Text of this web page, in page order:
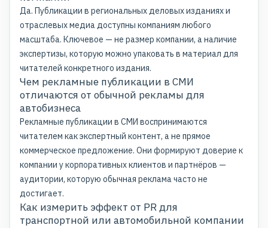
Да. Публикации в региональных деловых изданиях и
отраслевых медиа доступны компаниям любого
масштаба. Ключевое — не размер компании, а наличие
экспертизы, которую можно упаковать в материал для
читателей конкретного издания.
Чем рекламные публикации в СМИ
отличаются от обычной рекламы для
автобизнеса
Рекламные публикации в СМИ воспринимаются
читателем как экспертный контент, а не прямое
коммерческое предложение. Они формируют доверие к
компании у корпоративных клиентов и партнёров —
аудитории, которую обычная реклама часто не
достигает.
Как измерить эффект от PR для
транспортной или автомобильной компании